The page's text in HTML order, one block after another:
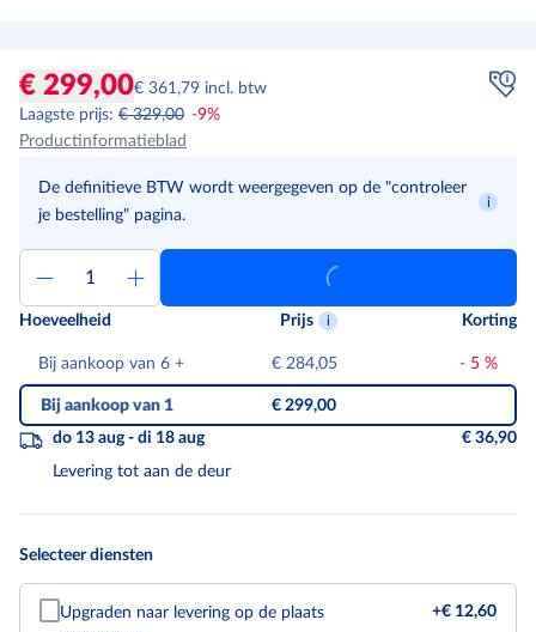
€ 299,00€ 361,79 incl. btw
Laagste prijs: € 329,00 -9%
Productinformatieblad
De definitieve BTW wordt weergegeven op de "controleer
je bestelling" pagina.
Hoeveelheid Prijs Korting
Bij aankoop van 6 + € 284,05 - 5%
Bij aankoop van 1
€ 299,00
do 13 aug - di 18 aug
€ 36,90
Levering tot aan de deur
Selecteer diensten
Upgraden naar levering op de plaats
+€ 12,60